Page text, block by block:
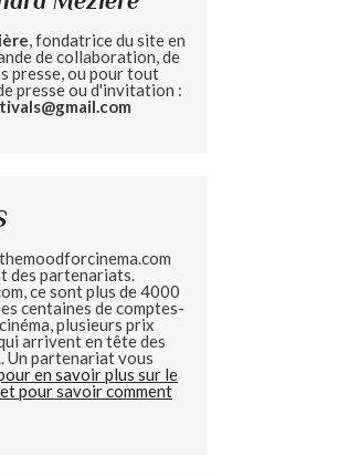
, fondatrice du site en
de collaboration, de
presse, ou pour tout
presse ou d'invitation :
des partenariats.
ce sont plus de 4000
centaines de comptes-
plusieurs prix
arrivent en tête des
Un partenariat vous
en savoir plus sur le
pour savoir comment